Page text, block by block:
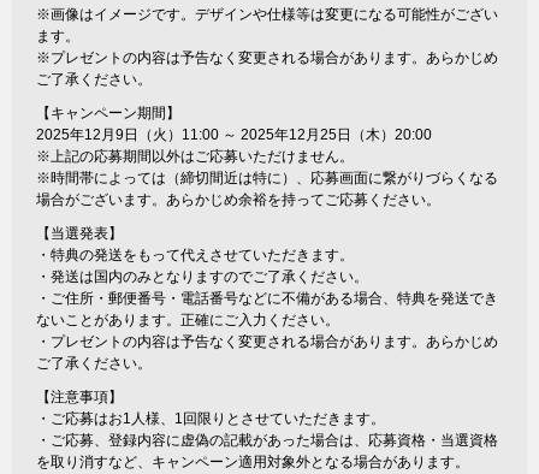
※画像はイメージです。デザインや仕様等は変更になる可能性がござい
ます。
※プレゼントの内容は予告なく変更される場合があります。あらかじめ
ご了承ください。
【キャンペーン期間】
2025年12月9日（火）11:00 ～ 2025年12月25日（木）20:00
※上記の応募期間以外はご応募いただけません。
※時間帯によっては（締切間近は特に）、応募画面に繋がりづらくなる
場合がございます。あらかじめ余裕を持ってご応募ください。
【当選発表】
・特典の発送をもって代えさせていただきます。
・発送は国内のみとなりますのでご了承ください。
・ご住所・郵便番号・電話番号などに不備がある場合、特典を発送でき
ないことがあります。正確にご入力ください。
・プレゼントの内容は予告なく変更される場合があります。あらかじめ
ご了承ください。
【注意事項】
・ご応募はお1人様、1回限りとさせていただきます。
・ご応募、登録内容に虚偽の記載があった場合は、応募資格・当選資格
を取り消すなど、キャンペーン適用対象外となる場合があります。